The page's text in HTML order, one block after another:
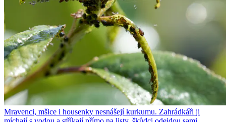
Mravenci, mšice i housenky nesnášejí kurkumu. Zahrádkáři ji